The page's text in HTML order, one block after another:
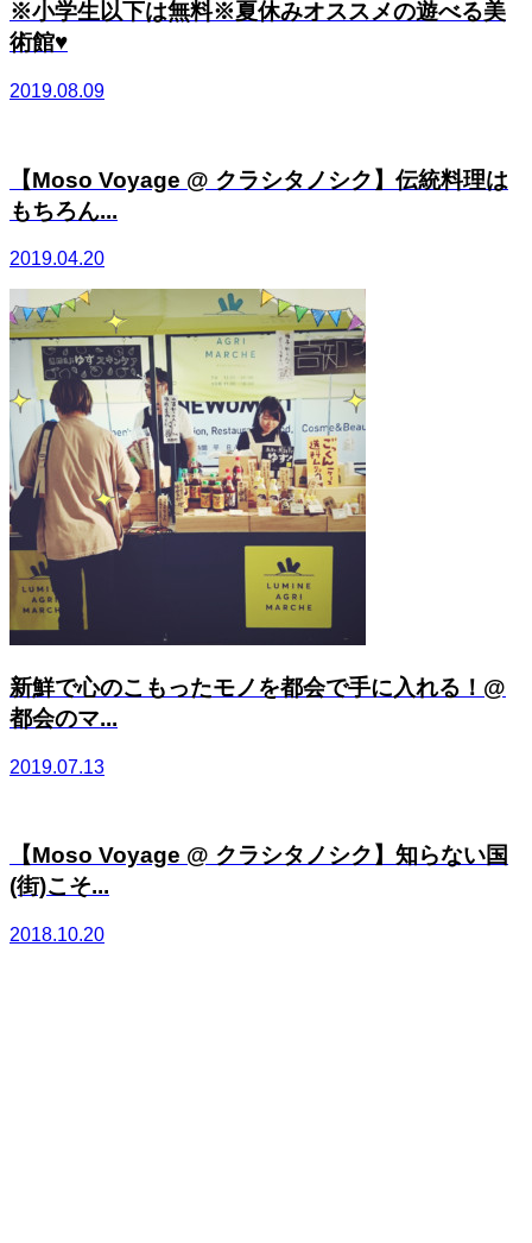
※小学生以下は無料※夏休みオススメの遊べる美
術館♥
2019.08.09
【Moso Voyage @ クラシタノシク】伝統料理は
もちろん...
2019.04.20
新鮮で心のこもったモノを都会で手に入れる！@
都会のマ...
2019.07.13
【Moso Voyage @ クラシタノシク】知らない国
(街)こそ...
2018.10.20